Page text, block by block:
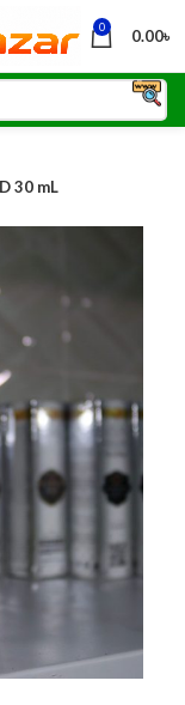
0 0.00৳
30 mL